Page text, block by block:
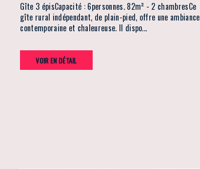
Gîte 3 épisCapacité : 6personnes. 82m² - 2 chambresCe
gîte rural indépendant, de plain-pied, offre une ambiance
contemporaine et chaleureuse. Il dispo...
VOIR EN DÉTAIL